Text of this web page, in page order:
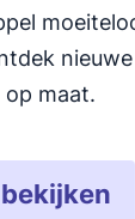
op maat.